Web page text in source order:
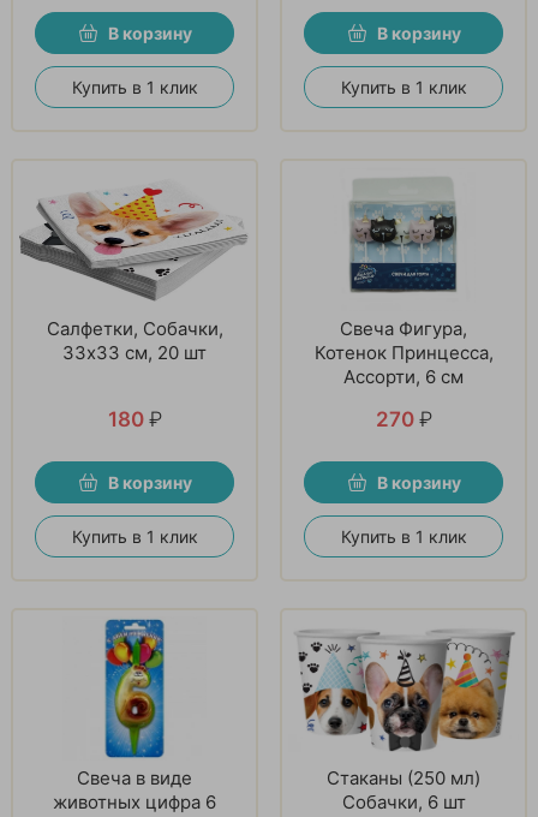
В корзину
Купить в 1 клик
В корзину
Купить в 1 клик
Салфетки, Собачки,
33х33 см, 20 шт
180 ₽
В корзину
Купить в 1 клик
Свеча Фигура,
Котенок Принцесса,
Ассорти, 6 см
270 ₽
В корзину
Купить в 1 клик
Свеча в виде
животных цифра 6
Стаканы (250 мл)
Собачки, 6 шт